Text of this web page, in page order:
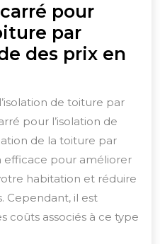
pour
par
des prix en
de toiture par
pour l’isolation de
de la toiture par
efficace pour améliorer
habitation et réduire
Cependant, il est
coûts associés à ce type